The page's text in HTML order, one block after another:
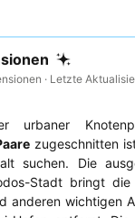
· Letzte
urbaner
zugeschnitten
suchen. Die
Stadt bringt die
anderen wichtigen